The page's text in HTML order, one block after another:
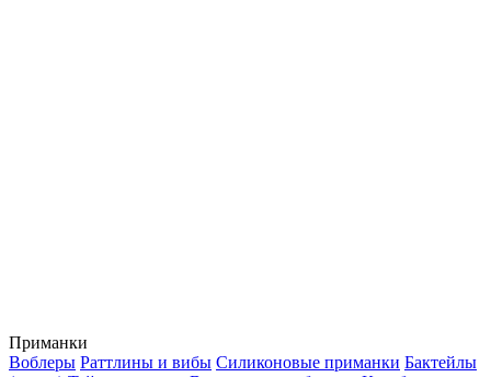
Приманки
Воблеры Раттлины и вибы Силиконовые приманки Бактейлы